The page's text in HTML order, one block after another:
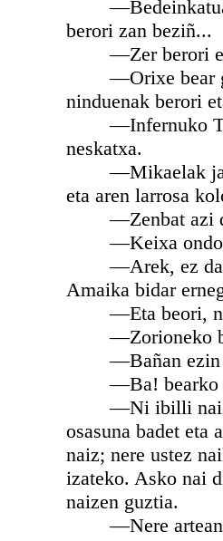
—Bedeinkatua
berori zan beziñ...
—Zer berori eta
—Orixe bear
ninduenak berori
—Infernuko
neskatxa.
—Mikaelak jatxi
eta aren larrosa
—Zenbat azi
—Keixa
—Arek, ez dago
Amaika bidar
—Eta beori,
—Zorioneko
—Bañan ezin
—Ba! bearko
—Ni ibilli naiz
osasuna badet eta
naiz; nere ustez
izateko. Asko nai
naizen guztia.
—Nere artean